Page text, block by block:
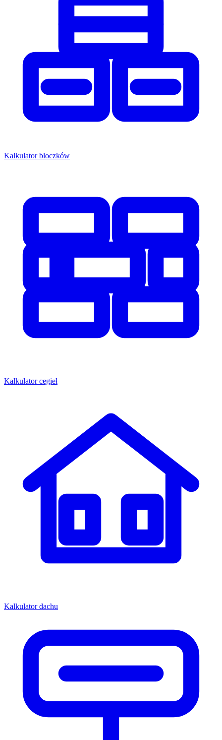
Kalkulator bloczków
Kalkulator cegieł
Kalkulator dachu